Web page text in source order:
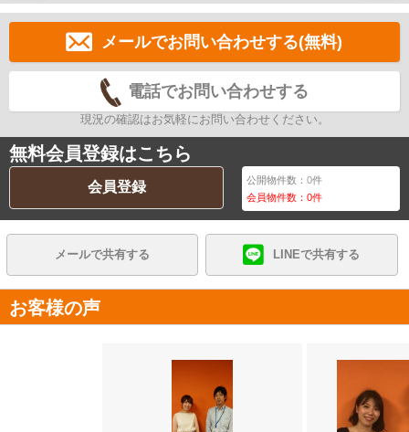
メールでお問い合わせする(無料)
電話でお問い合わせする
現況の確認はお気軽にお問い合わせください。
無料会員登録はこちら
会員登録 公開物件数：0件
会員物件数：0件
メールで共有する LINEで共有する
お客様の声